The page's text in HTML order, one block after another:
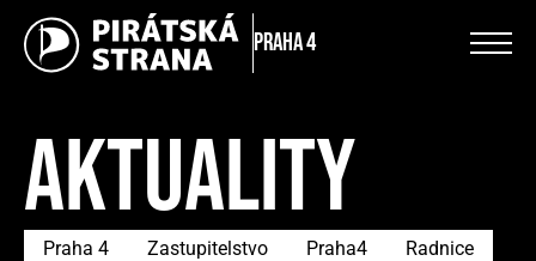
Praha 4
AKTUALITY
Praha 4 Zastupitelstvo Praha4
Radnice